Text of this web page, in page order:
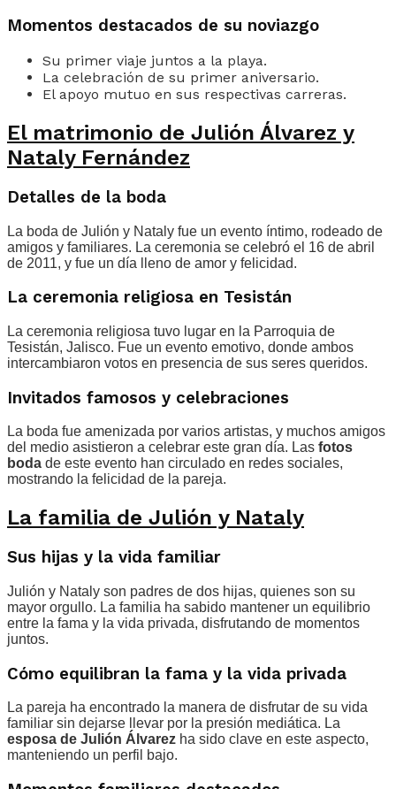
Momentos destacados de su noviazgo
Su primer viaje juntos a la playa.
La celebración de su primer aniversario.
El apoyo mutuo en sus respectivas carreras.
El matrimonio de Julión Álvarez y
Nataly Fernández
Detalles de la boda
La boda de Julión y Nataly fue un evento íntimo, rodeado de
amigos y familiares. La ceremonia se celebró el 16 de abril
de 2011, y fue un día lleno de amor y felicidad.
La ceremonia religiosa en Tesistán
La ceremonia religiosa tuvo lugar en la Parroquia de
Tesistán, Jalisco. Fue un evento emotivo, donde ambos
intercambiaron votos en presencia de sus seres queridos.
Invitados famosos y celebraciones
La boda fue amenizada por varios artistas, y muchos amigos
del medio asistieron a celebrar este gran día. Las fotos
boda de este evento han circulado en redes sociales,
mostrando la felicidad de la pareja.
La familia de Julión y Nataly
Sus hijas y la vida familiar
Julión y Nataly son padres de dos hijas, quienes son su
mayor orgullo. La familia ha sabido mantener un equilibrio
entre la fama y la vida privada, disfrutando de momentos
juntos.
Cómo equilibran la fama y la vida privada
La pareja ha encontrado la manera de disfrutar de su vida
familiar sin dejarse llevar por la presión mediática. La
esposa de Julión Álvarez ha sido clave en este aspecto,
manteniendo un perfil bajo.